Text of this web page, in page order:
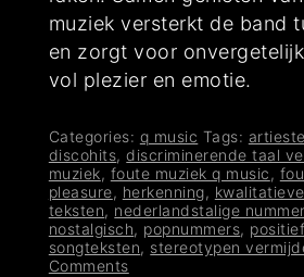
muziek versterkt de band
en zorgt voor
vol plezier en emotie.
Categories: q music Tags:
discohits,discriminerende taal
muziek, foute muziek q music ,
pleasure, herkenning,
teksten, nederlandstalige
nostalgisch, popnummers, positief
songteksten, stereotypen
Comments